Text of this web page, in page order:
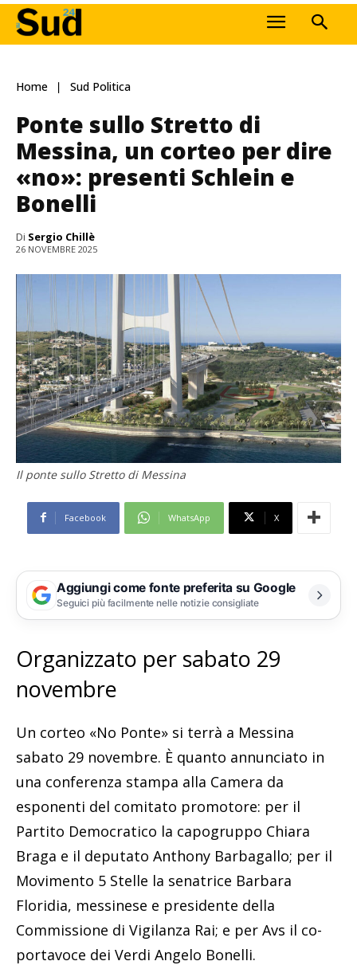
Home Sud Politica
Ponte sullo Stretto di
Messina, un corteo per dire
«no»: presenti Schlein e
Bonelli
Di Sergio Chillè
26 NOVEMBRE 2025
Il ponte sullo Stretto di Messina
Facebook WhatsApp X
Aggiungi come fonte preferita su Google
Seguici più facilmente nelle notizie consigliate
Organizzato per sabato 29
novembre
Un corteo «No Ponte» si terrà a Messina
sabato 29 novembre. È quanto annunciato in
una conferenza stampa alla Camera da
esponenti del comitato promotore: per il
Partito Democratico la capogruppo Chiara
Braga e il deputato Anthony Barbagallo; per il
Movimento 5 Stelle la senatrice Barbara
Floridia, messinese e presidente della
Commissione di Vigilanza Rai; e per Avs il co-
portavoce dei Verdi Angelo Bonelli.